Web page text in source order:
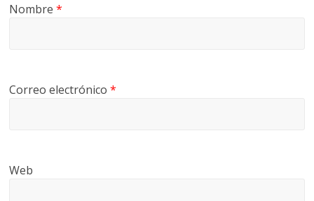
Nombre*
Correo electrónico*
Web